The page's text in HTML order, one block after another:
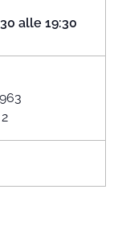
alle 19:30